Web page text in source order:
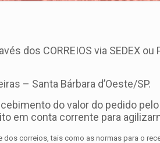
dos CORREIOS via SEDEX ou
– Santa Bárbara d’Oeste/SP.
do valor do pedido
em conta corrente para
correios, tais como as normas para o